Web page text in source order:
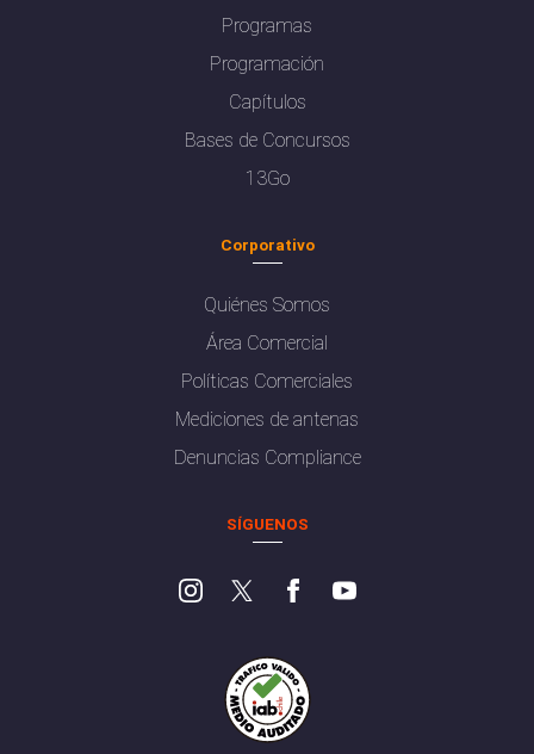
Programas
Programación
Capítulos
Bases de Concursos
13Go
Corporativo
Quiénes Somos
Área Comercial
Políticas Comerciales
Mediciones de antenas
Denuncias Compliance
SÍGUENOS